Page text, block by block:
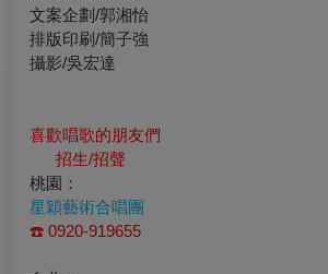
文案企劃/郭湘怡
排版印刷/簡子強
攝影/吳宏達
喜歡唱歌的朋友們
招生/招聲
桃園：
星穎藝術合唱團
☎️ 0920-919655